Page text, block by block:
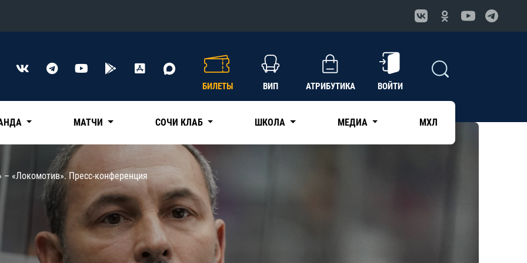
Конференция «Восток»
Нефтехимик
Трактор
Дивизион Чернышева
Адмирал
КХЛ
БИЛЕТЫ ВИП АТРИБУТИКА ВОЙТИ
МАТЧИ СОЧИ КЛАБ ШКОЛА МЕДИА МХЛ
– «Локомотив». Пресс-конференция